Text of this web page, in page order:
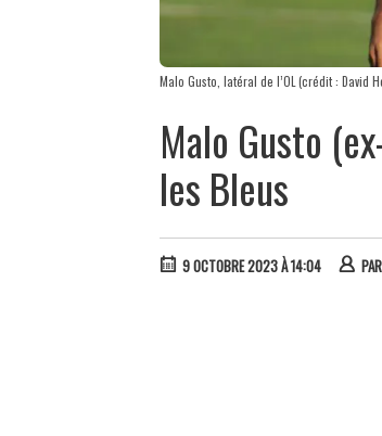
Malo Gusto, latéral de l’OL (crédit : David
Malo Gusto
les Bleus
9 OCTOBRE 2023 À 14:04 PAR